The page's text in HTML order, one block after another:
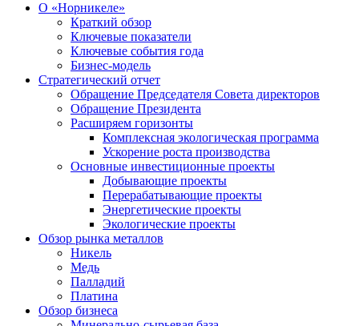
О «Норникеле»
Краткий обзор
Ключевые показатели
Ключевые события года
Бизнес-модель
Стратегический отчет
Обращение Председателя Совета директоров
Обращение Президента
Расширяем горизонты
Комплексная экологическая программа
Ускорение роста производства
Основные инвестиционные проекты
Добывающие проекты
Перерабатывающие проекты
Энергетические проекты
Экологические проекты
Обзор рынка металлов
Никель
Медь
Палладий
Платина
Обзор бизнеса